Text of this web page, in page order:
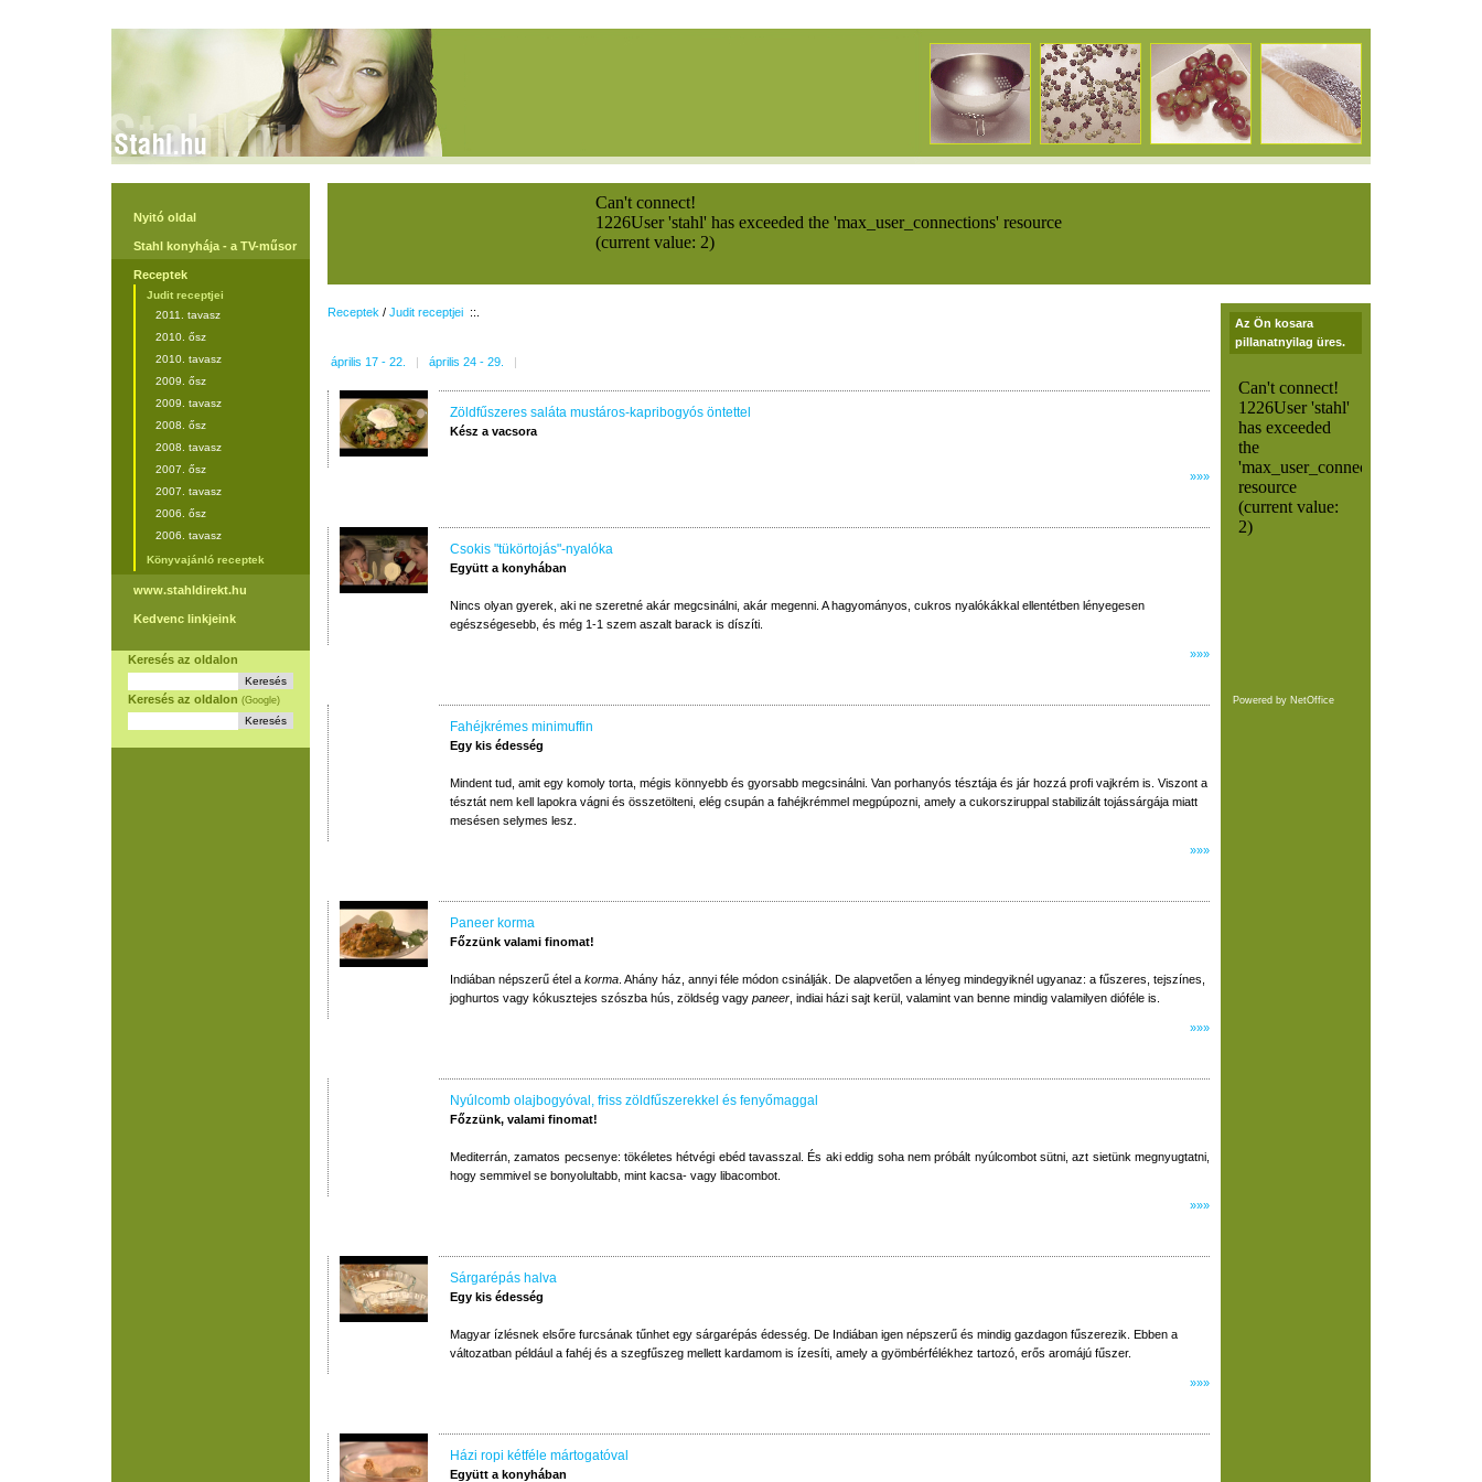
Nyitó oldal
Stahl konyhája - a TV-műsor
Receptek
Judit receptjei
2011. tavasz
2010. ősz
2010. tavasz
2009. ősz
2009. tavasz
2008. ősz
2008. tavasz
2007. ősz
2007. tavasz
2006. ősz
2006. tavasz
Könyvajánló receptek
www.stahldirekt.hu
Kedvenc linkjeink
Keresés az oldalon
Keresés az oldalon (Google)
Receptek / Judit receptjei ::.
április 17 - 22. | április 24 - 29. |
Zöldfűszeres saláta mustáros-kapribogyós öntettel
Kész a vacsora
»»»
Csokis "tükörtojás"-nyalóka
Együtt a konyhában
Nincs olyan gyerek, aki ne szeretné akár megcsinálni, akár megenni. A hagyományos, cukros nyalókákkal ellentétben lényegesen
egészségesebb, és még 1-1 szem aszalt barack is díszíti.
»»»
Fahéjkrémes minimuffin
Egy kis édesség
Mindent tud, amit egy komoly torta, mégis könnyebb és gyorsabb megcsinálni. Van porhanyós tésztája és jár hozzá profi vajkrém is. Viszont a
tésztát nem kell lapokra vágni és összetölteni, elég csupán a fahéjkrémmel megpúpozni, amely a cukorsziruppal stabilizált tojássárgája miatt
mesésen selymes lesz.
»»»
Paneer korma
Főzzünk valami finomat!
Indiában népszerű étel a korma . Ahány ház, annyi féle módon csinálják. De alapvetően a lényeg mindegyiknél ugyanaz: a fűszeres, tejszínes,
joghurtos vagy kókusztejes szószba hús, zöldség vagy paneer , indiai házi sajt kerül, valamint van benne mindig valamilyen dióféle is.
»»»
Nyúlcomb olajbogyóval, friss zöldfűszerekkel és fenyőmaggal
Főzzünk, valami finomat!
Mediterrán, zamatos pecsenye: tökéletes hétvégi ebéd tavasszal. És aki eddig soha nem próbált nyúlcombot sütni, azt sietünk megnyugtatni,
hogy semmivel se bonyolultabb, mint kacsa- vagy libacombot.
»»»
Sárgarépás halva
Egy kis édesség
Magyar ízlésnek elsőre furcsának tűnhet egy sárgarépás édesség. De Indiában igen népszerű és mindig gazdagon fűszerezik. Ebben a
változatban például a fahéj és a szegfűszeg mellett kardamom is ízesíti, amely a gyömbérfélékhez tartozó, erős aromájú fűszer.
»»»
Házi ropi kétféle mártogatóval
Együtt a konyhában
Az Ön kosara
pillanatnyilag üres.
Powered by NetOffice